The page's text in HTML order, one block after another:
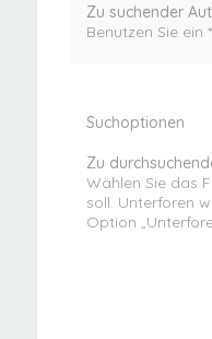
Zu suchender
Benutzen Sie
Suchoptionen
Zu
Wählen Sie das
soll. Unterforen
Option